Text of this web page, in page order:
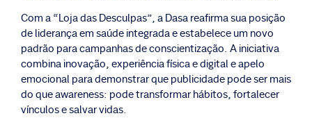
Com a “Loja das Desculpas”, a Dasa reafirma sua posição
de liderança em saúde integrada e estabelece um novo
padrão para campanhas de conscientização. A iniciativa
combina inovação, experiência física e digital e apelo
emocional para demonstrar que publicidade pode ser mais
do que awareness: pode transformar hábitos, fortalecer
vínculos e salvar vidas.